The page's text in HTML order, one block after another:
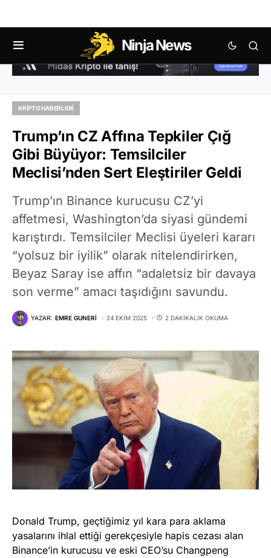
Ninja News
KRIPTO HABERLERI
Trump’ın CZ Affına Tepkiler Çığ
Gibi Büyüyor: Temsilciler
Meclisi’nden Sert Eleştiriler Geldi
Trump’ın Binance kurucusu CZ’yi
affetmesi, Washington’da siyasi gündemi
karıştırdı. Temsilciler Meclisi üyeleri kararı
“yolsuz bir iyilik” olarak nitelendirirken,
Beyaz Saray ise affın “adaletsiz bir davaya
son verme” amacı taşıdığını savundu.
YAZAR: EMRE GUNERI 24 EKIM 2025 2 DAKIKALIK OKUMA
Donald Trump, geçtiğimiz yıl kara para aklama
yasalarını ihlal ettiği gerekçesiyle hapis cezası alan
Binance’in kurucusu ve eski CEO’su Changpeng